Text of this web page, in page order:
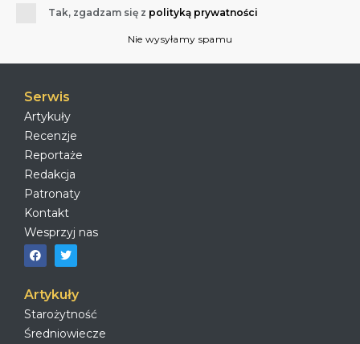
Tak, zgadzam się z polityką prywatności
Nie wysyłamy spamu
Serwis
Artykuły
Recenzje
Reportaże
Redakcja
Patronaty
Kontakt
Wesprzyj nas
Artykuły
Starożytność
Średniowiecze